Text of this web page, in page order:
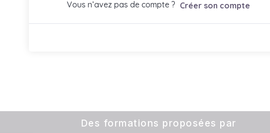
Vous n’avez pas de compte ? Créer son compte
Des formations proposées par